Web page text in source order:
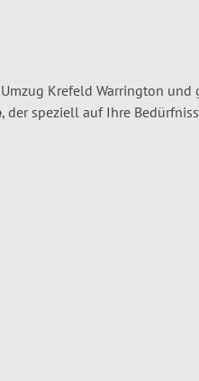
Krefeld Warrington und
, der speziell auf Ihre